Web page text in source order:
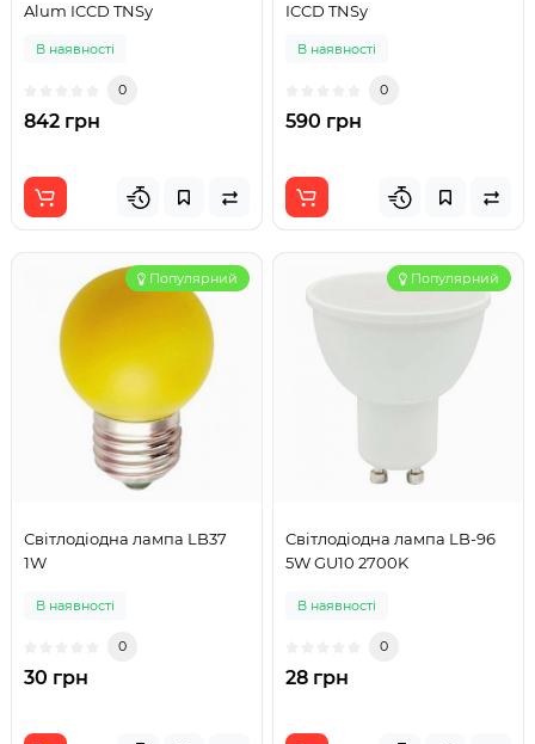
Alum ICCD TNSy
В наявності
0
842 грн
ICCD TNSy
В наявності
0
590 грн
Популярний
Світлодіодна лампа LB37
1W
В наявності
0
30 грн
Популярний
Світлодіодна лампа LB-96
5W GU10 2700K
В наявності
0
28 грн